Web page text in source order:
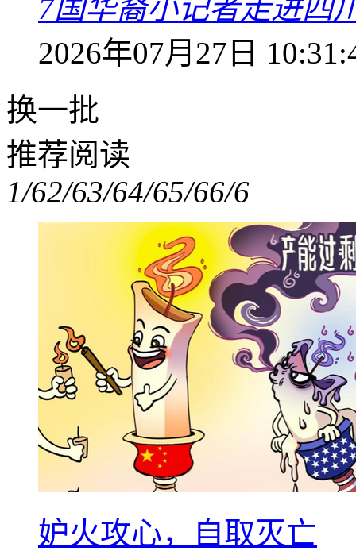
7国华裔小记者走进四
2026年07月27日
换一批
推荐阅读
1/62/63/64/65/66/6
妒火攻心，自取灭亡